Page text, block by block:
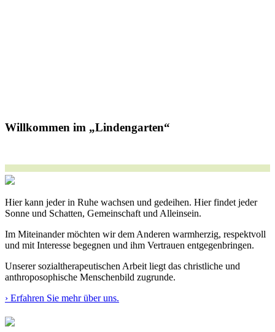
Willkommen im „Lindengarten“
Hier kann jeder in Ruhe wachsen und gedeihen. Hier findet jeder
Sonne und Schatten, Gemeinschaft und Alleinsein.
Im Miteinander möchten wir dem Anderen warmherzig, respektvoll
und mit Interesse begegnen und ihm Vertrauen entgegenbringen.
Unserer sozialtherapeutischen Arbeit liegt das christliche und
anthroposophische Menschenbild zugrunde.
› Erfahren Sie mehr über uns.